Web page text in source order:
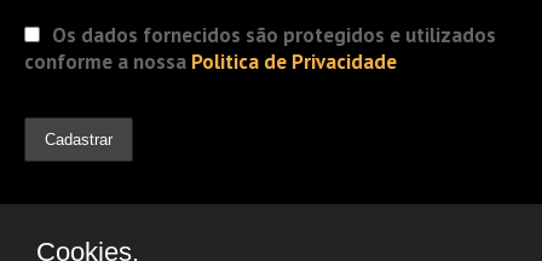
Os dados fornecidos são protegidos e utilizados
conforme a nossa Politica de Privacidade
Cookies.